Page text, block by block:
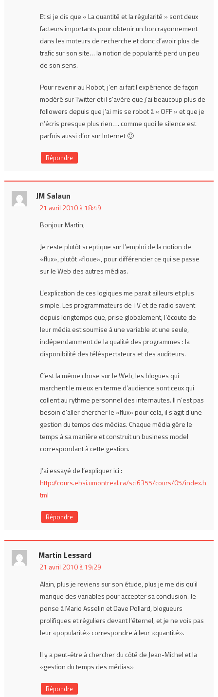
Et si je dis que « La quantité et la régularité » sont deux
facteurs importants pour obtenir un bon rayonnement
dans les moteurs de recherche et donc d’avoir plus de
trafic sur son site… la notion de popularité perd un peu
de son sens.
Pour revenir au Robot, j’en ai fait l’expérience de façon
modéré sur Twitter et il s’avère que j’ai beaucoup plus de
followers depuis que j’ai mis se robot à « OFF » et que je
n’écris presque plus rien…. comme quoi le silence est
parfois aussi d’or sur Internet 🙂
Répondre
JM Salaun
21 avril 2010 à 18:49
Bonjour Martin,
Je reste plutôt sceptique sur l’emploi de la notion de
«flux», plutôt «floue», pour différencier ce qui se passe
sur le Web des autres médias.
L’explication de ces logiques me parait ailleurs et plus
simple. Les programmateurs de TV et de radio savent
depuis longtemps que, prise globalement, l’écoute de
leur média est soumise à une variable et une seule,
indépendamment de la qualité des programmes : la
disponibilité des téléspectateurs et des auditeurs.
C’est la même chose sur le Web, les blogues qui
marchent le mieux en terme d’audience sont ceux qui
collent au rythme personnel des internautes. Il n’est pas
besoin d’aller chercher le «flux» pour cela, il s’agit d’une
gestion du temps des médias. Chaque média gère le
temps à sa manière et construit un business model
correspondant à cette gestion.
J’ai essayé de l’expliquer ici :
http://cours.ebsi.umontreal.ca/sci6355/cours/05/index.h
tml
Répondre
Martin Lessard
21 avril 2010 à 19:29
Alain, plus je reviens sur son étude, plus je me dis qu’il
manque des variables pour accepter sa conclusion. Je
pense à Mario Asselin et Dave Pollard, blogueurs
prolifiques et réguliers devant l’éternel, et je ne vois pas
leur «popularité» correspondre à leur «quantité».
Il y a peut-être à chercher du côté de Jean-Michel et la
«gestion du temps des médias»
Répondre